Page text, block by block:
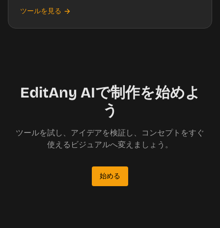
ツールを見る
EditAny AIで制作を始めよ
う
ツールを試し、アイデアを検証し、コンセプトをすぐ
使えるビジュアルへ変えましょう。
始める